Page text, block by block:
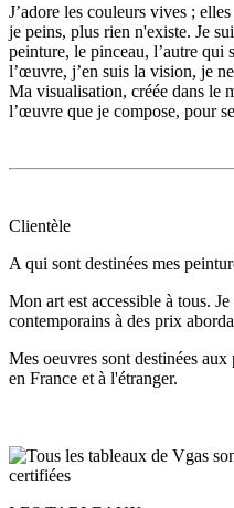
J’adore les couleurs vives ;
je peins, plus rien n'existe. Je
peinture, le pinceau, l’autre qui
l’œuvre, j’en suis la vision, je
Ma visualisation, créée dans le
l’œuvre que je compose, pour
Clientèle
A qui sont destinées mes
Mon art est accessible à tous.
contemporains à des prix
Mes oeuvres sont destinées
en France et à l'étranger.